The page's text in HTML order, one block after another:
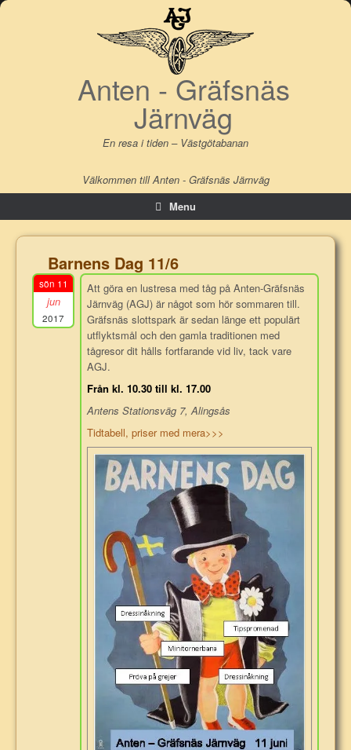
Skip
Anten - Gräfsnäs
Järnväg
En resa i tiden – Västgötabanan
Välkommen till Anten - Gräfsnäs Järnväg
Menu
Barnens Dag 11/6
sön 11
jun
2017
Att göra en lustresa med tåg på Anten-Gräfsnäs
Järnväg (AGJ) är något som hör sommaren till.
Gräfsnäs slottspark är sedan länge ett populärt
utflyktsmål och den gamla traditionen med
tågresor dit hålls fortfarande vid liv, tack vare
AGJ.
Från kl. 10.30 till kl. 17.00
Antens Stationsväg 7, Alingsås
Tidtabell, priser med mera>>>